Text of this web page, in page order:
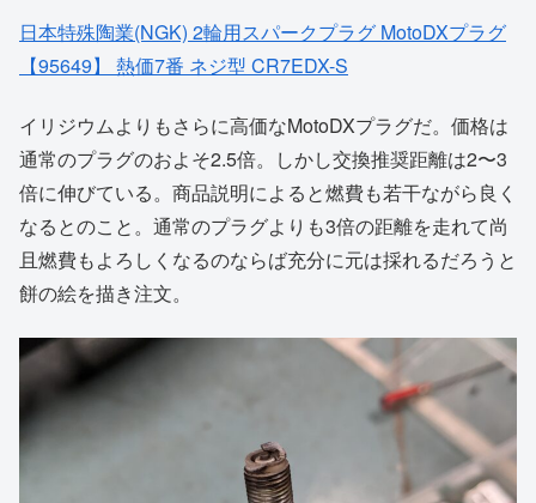
日本特殊陶業(NGK) 2輪用スパークプラグ MotoDXプラグ
【95649】 熱価7番 ネジ型 CR7EDX-S
イリジウムよりもさらに高価なMotoDXプラグだ。価格は
通常のプラグのおよそ2.5倍。しかし交換推奨距離は2〜3
倍に伸びている。商品説明によると燃費も若干ながら良く
なるとのこと。通常のプラグよりも3倍の距離を走れて尚
且燃費もよろしくなるのならば充分に元は採れるだろうと
餅の絵を描き注文。